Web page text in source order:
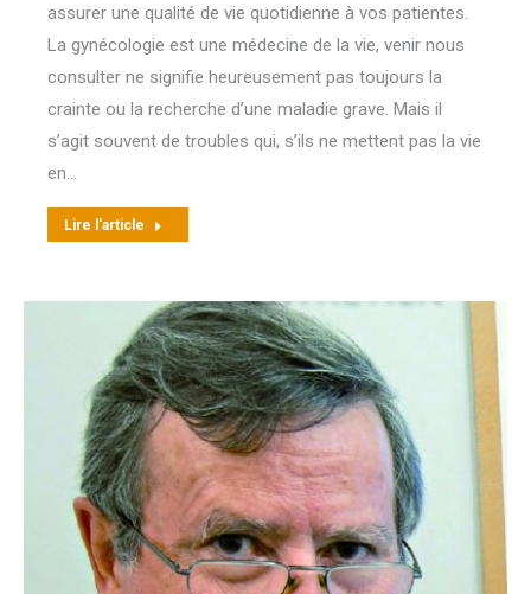
assurer une qualité de vie quotidienne à vos patientes.
La gynécologie est une médecine de la vie, venir nous
consulter ne signifie heureusement pas toujours la
crainte ou la recherche d’une maladie grave. Mais il
s’agit souvent de troubles qui, s’ils ne mettent pas la vie
en…
Lire l'article